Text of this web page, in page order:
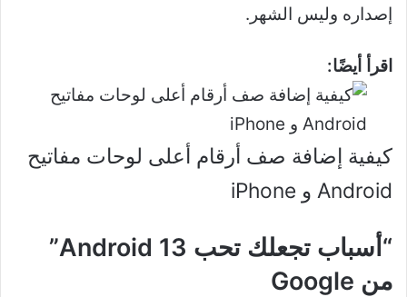
إصداره وليس الشهر.
اقرأ أيضًا:
كيفية إضافة صف أرقام أعلى لوحات مفاتيح
Android و iPhone
“أسباب تجعلك تحب Android 13”
من Google